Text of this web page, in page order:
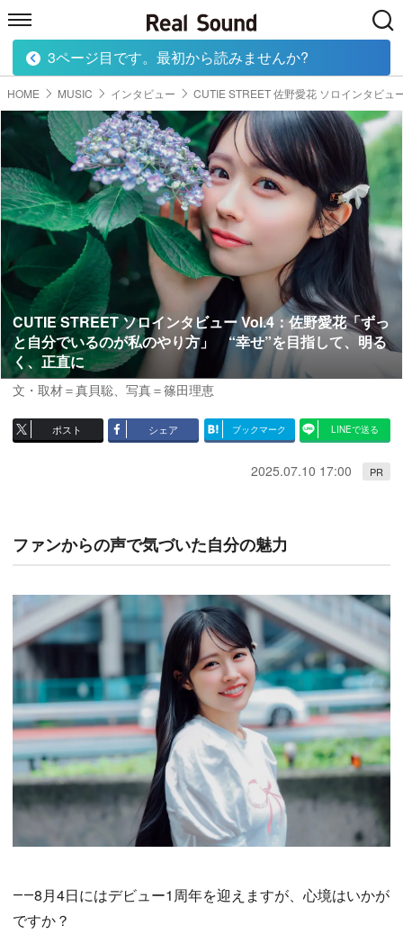
HOME MUSIC MOVIE TECH
HOME MUSIC インタビュー CUTIE STREET 佐野愛花 ソロインタビュ
CUTIE STREET ソロインタビュー Vol.4：佐野愛花「ずっ
と自分でいるのが私のやり方」 “幸せ”を目指して、明る
く、正直に
文・取材＝真貝聡、 写真＝篠田理恵
ポスト シェア ブックマーク LINEで送る
2025.07.10 17:00 PR
ファンからの声で気づいた自分の魅力
――8月4日にはデビュー1周年を迎えますが、心境はいかが
ですか？
3ページ目です。最初から読みませんか?